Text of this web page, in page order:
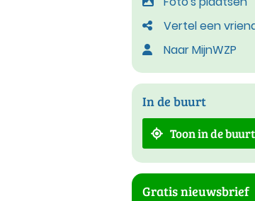
Vertel een
Naar MijnWZP
In de buurt
Toon in de buurt
Gratis nieuwsbrief